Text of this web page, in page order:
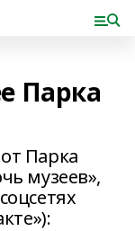
Парка
Парка
музеев»,